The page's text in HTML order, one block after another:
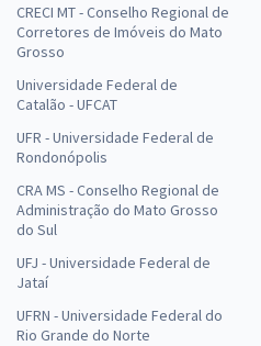
CRECI MT - Conselho Regional de
Corretores de Imóveis do Mato
Grosso
Universidade Federal de
Catalão - UFCAT
UFR - Universidade Federal de
Rondonópolis
CRA MS - Conselho Regional de
Administração do Mato Grosso
do Sul
UFJ - Universidade Federal de
Jataí
UFRN - Universidade Federal do
Rio Grande do Norte